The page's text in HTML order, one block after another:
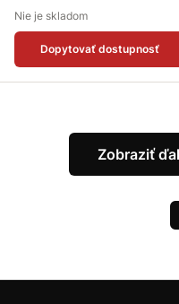
Nie je skladom
Dopytovať dostupnosť
Zobraziť